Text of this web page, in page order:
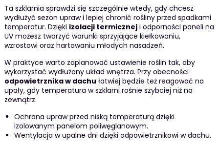
Ta szklarnia sprawdzi się szczególnie wtedy, gdy chcesz
wydłużyć sezon upraw i lepiej chronić rośliny przed spadkami
temperatur. Dzięki izolacji termiczneji odporności paneli na
UV możesz tworzyć warunki sprzyjające kiełkowaniu,
wzrostowi oraz hartowaniu młodych nasadzeń.
W praktyce warto zaplanować ustawienie roślin tak, aby
wykorzystać wydłużony układ wnętrza. Przy obecności
odpowietrznika w dachu łatwiej będzie też reagować na
upały, gdy temperatura w szklarni rośnie szybciej niż na
zewnątrz.
Ochrona upraw przed niską temperaturą dzięki
izolowanym panelom poliwęglanowym.
Wentylacja w upalne dni dzięki odpowietrznikowi w dachu.